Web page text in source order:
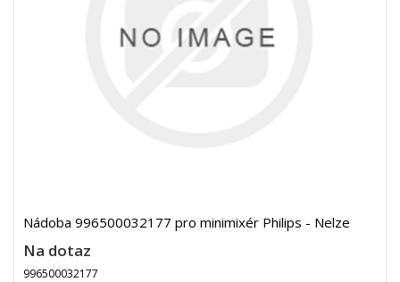
Nádoba 996500032177 pro minimixér Philips - Nelze
Na dotaz
996500032177